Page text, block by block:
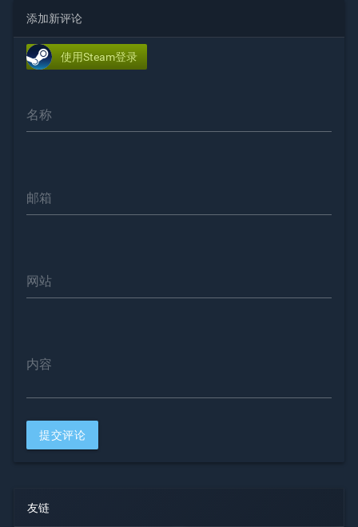
添加新评论
使用Steam登录
名称
邮箱
网站
内容
提交评论
友链